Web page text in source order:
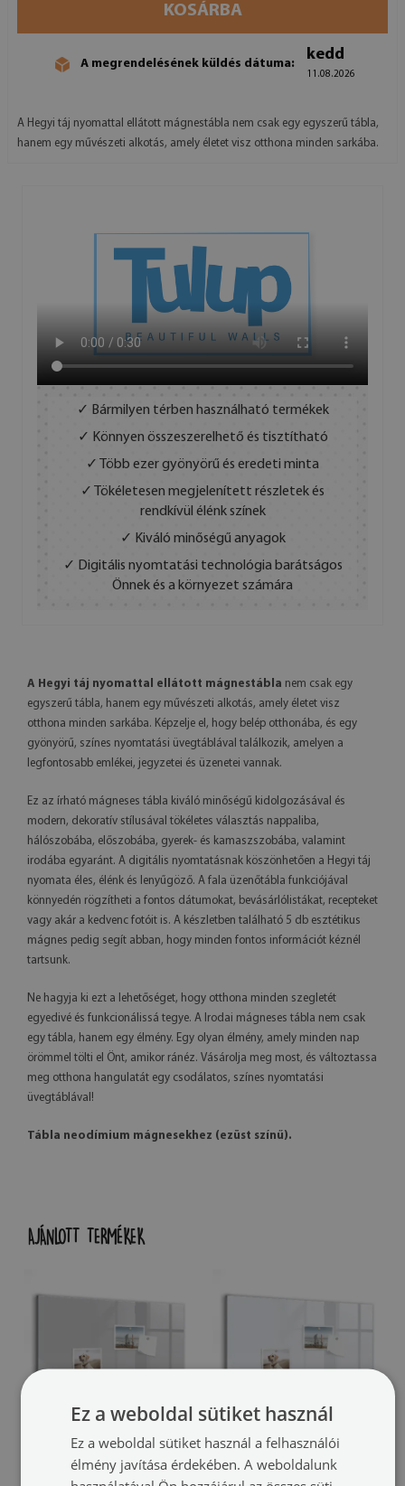
KOSÁRBA
A megrendelésének küldés dátuma:
kedd
11.08.2026
A Hegyi táj nyomattal ellátott mágnestábla nem csak egy egyszerű tábla,
hanem egy művészeti alkotás, amely életet visz otthona minden sarkába.
✓ Bármilyen térben használható termékek
✓ Könnyen összeszerelhető és tisztítható
✓ Több ezer gyönyörű és eredeti minta
✓ Tökéletesen megjelenített részletek és
rendkívül élénk színek
✓ Kiváló minőségű anyagok
✓ Digitális nyomtatási technológia barátságos
Önnek és a környezet számára
A Hegyi táj nyomattal ellátott mágnestábla nem csak egy
egyszerű tábla, hanem egy művészeti alkotás, amely életet visz
otthona minden sarkába. Képzelje el, hogy belép otthonába, és egy
gyönyörű, színes nyomtatási üvegtáblával találkozik, amelyen a
legfontosabb emlékei, jegyzetei és üzenetei vannak.
Ez az írható mágneses tábla kiváló minőségű kidolgozásával és
modern, dekoratív stílusával tökéletes választás nappaliba,
hálószobába, előszobába, gyerek- és kamaszszobába, valamint
irodába egyaránt. A digitális nyomtatásnak köszönhetően a Hegyi táj
nyomata éles, élénk és lenyűgöző. A fala üzenőtábla funkciójával
könnyedén rögzítheti a fontos dátumokat, bevásárlólistákat, recepteket
vagy akár a kedvenc fotóit is. A készletben található 5 db esztétikus
mágnes pedig segít abban, hogy minden fontos információt kéznél
tartsunk.
Ne hagyja ki ezt a lehetőséget, hogy otthona minden szegletét
egyedivé és funkcionálissá tegye. A Irodai mágneses tábla nem csak
egy tábla, hanem egy élmény. Egy olyan élmény, amely minden nap
örömmel tölti el Önt, amikor ránéz. Vásárolja meg most, és változtassa
meg otthona hangulatát egy csodálatos, színes nyomtatási
üvegtáblával!
Tábla neodímium mágnesekhez (ezüst színű).
AJÁNLOTT TERMÉKEK
Mágnestábla
Világos szürke színű
(#tmh-
Mágnestábla
Ez a weboldal sütiket használ
Ez a weboldal sütiket használ a felhasználói
élmény javítása érdekében. A weboldalunk